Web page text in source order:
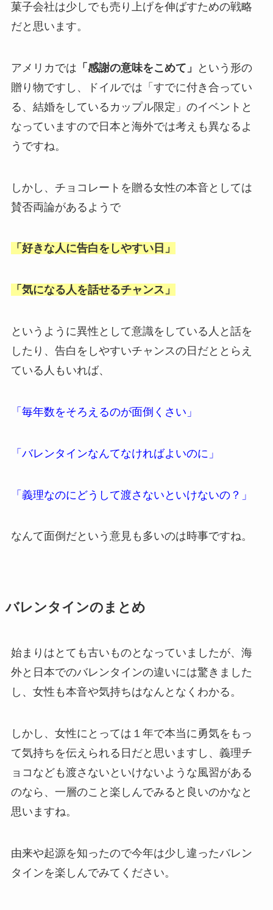
菓子会社は少しでも売り上げを伸ばすための戦略
だと思います。
アメリカでは 「感謝の意味をこめて」
という形の
贈り物ですし、ドイルでは「すでに付き合ってい
る、結婚をしているカップル限定」のイベントと
なっていますので日本と海外では考えも異なるよ
うですね。
しかし、チョコレートを贈る女性の本音としては
賛否両論があるようで
「好きな人に告白をしやすい日」
「気になる人を話せるチャンス」
というように異性として意識をしている人と話を
したり、告白をしやすいチャンスの日だととらえ
ている人もいれば、
「毎年数をそろえるのが面倒くさい」
「バレンタインなんてなければよいのに」
「義理なのにどうして渡さないといけないの？」
なんて面倒だという意見も多いのは時事ですね。
バレンタインのまとめ
始まりはとても古いものとなっていましたが、海
外と日本でのバレンタインの違いには驚きました
し、女性も本音や気持ちはなんとなくわかる。
しかし、女性にとっては１年で本当に勇気をもっ
て気持ちを伝えられる日だと思いますし、義理チ
ョコなども渡さないといけないような風習がある
のなら、一層のこと楽しんでみると良いのかなと
思いますね。
由来や起源を知ったので今年は少し違ったバレン
タインを楽しんでみてください。